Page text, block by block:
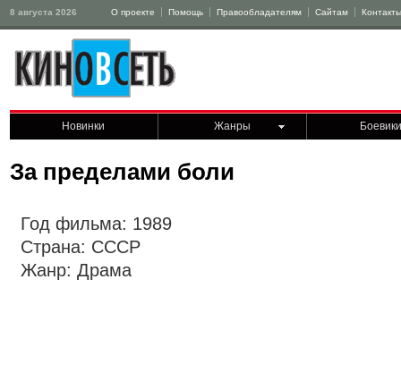
8 августа 2026 О проекте Помощь Правообладателям Сайтам Контакты
Новинки Жанры Боевики
За пределами боли
Год фильма: 1989
Страна: СССР
Жанр: Драма